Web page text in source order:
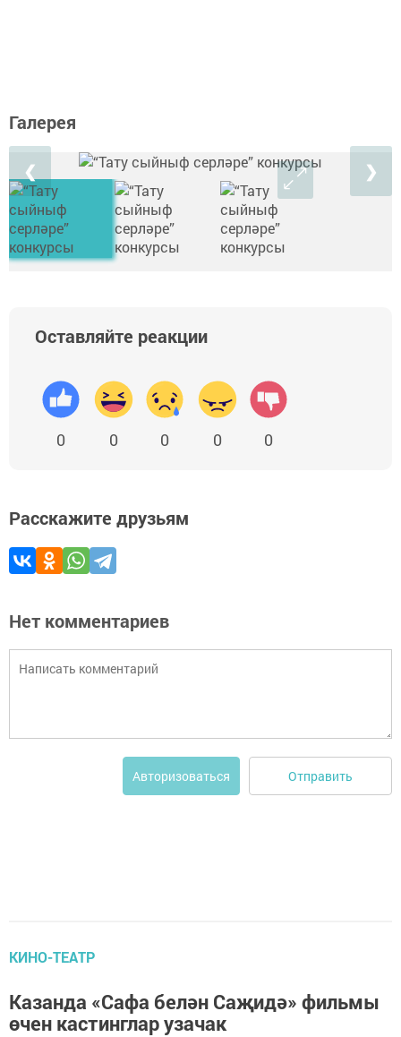
Галерея
❮ ❯
Оставляйте реакции
0 0 0 0 0
Расскажите друзьям
Нет комментариев
Авторизоваться Отправить
КИНО-ТЕАТР
Казанда «Сафа белән Саҗидә» фильмы
өчен кастинглар узачак